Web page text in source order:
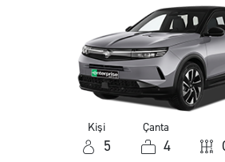
Kişi
5
Çanta
4